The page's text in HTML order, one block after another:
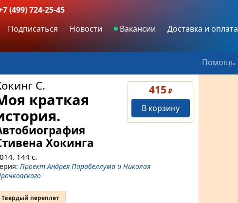
(499) 724-25-45
Подписаться Новости Вакансии
Доставка и оплата
Помощь
415 ₽
В корзину
С.
краткая
Хокинга
144с.
Проект Андрея Парабеллума и Николая
Твердый переплет